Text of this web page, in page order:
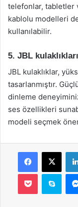
telefonlar, tabletler
kablolu modelleri
kullanılabilir.
5. JBL
JBL kulaklıklar,
tasarlanmıştır.
dinleme
ses özellikleri
modeli seçmek
Facebook
X
Pocket